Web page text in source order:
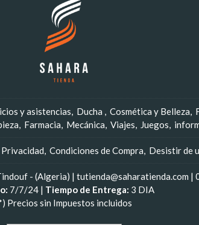
y asistencias Ducha Cosmética y Belleza
Farmacia Mecánica Viajes Juegos
Condiciones de Compra Desistir de
- (Algeria) | tutienda@saharatienda.com |
7/7/24 | Tiempo de Entrega: 3 DIA
Precios sin Impuestos incluidos